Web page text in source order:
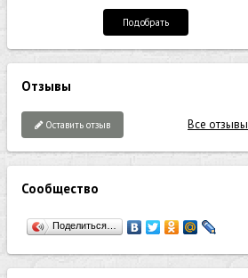
Подобрать
Отзывы
Оставить отзыв Все отзывы
Сообщество
Поделиться…